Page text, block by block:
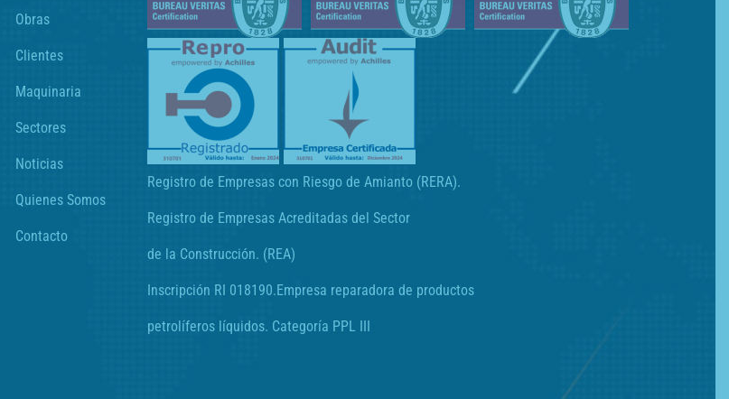
Obras
Clientes
Maquinaria
Sectores
Noticias
Quienes Somos
Contacto
Registro de Empresas con Riesgo de Amianto (RERA).
Registro de Empresas Acreditadas del Sector
de la Construcción. (REA)
Inscripción RI 018190.Empresa reparadora de productos
petrolíferos líquidos. Categoría PPL III